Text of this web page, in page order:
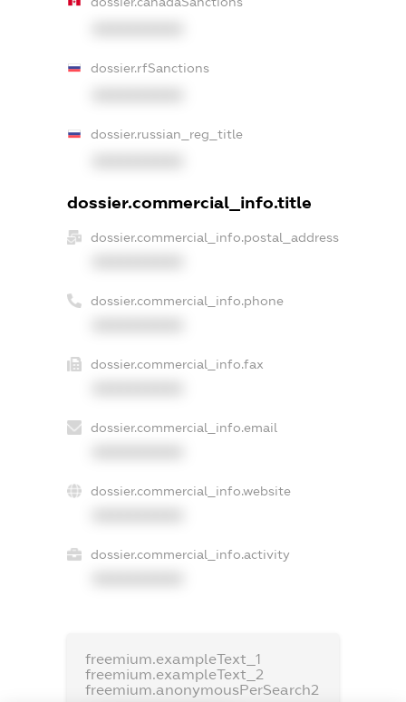
dossier.rfSanctions
dossier.russian_reg_title
dossier.commercial_info.title
dossier.commercial_info.postal_address
dossier.commercial_info.phone
dossier.commercial_info.fax
dossier.commercial_info.email
dossier.commercial_info.website
dossier.commercial_info.activity
freemium.exampleText_1
freemium.exampleText_2
freemium.anonymousPerSearch2